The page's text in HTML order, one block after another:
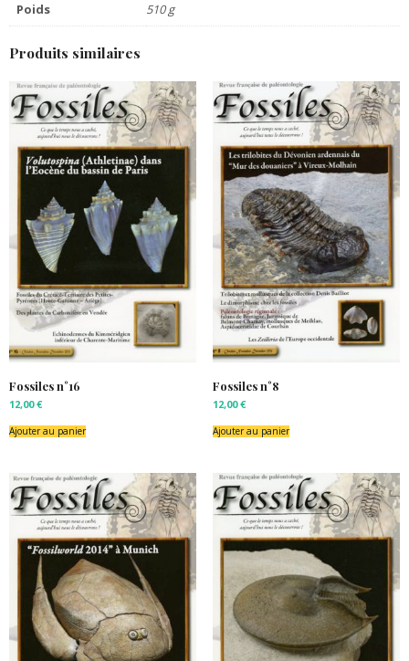
Poids 510 g
Produits similaires
Fossiles n°16
12,00€
Ajouter au panier
Fossiles n°8
12,00€
Ajouter au panier